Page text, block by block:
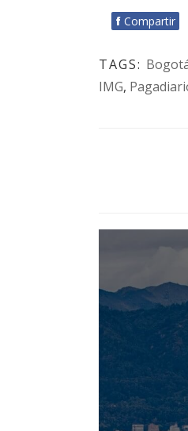
f Compartir
TAGS:
IMG,